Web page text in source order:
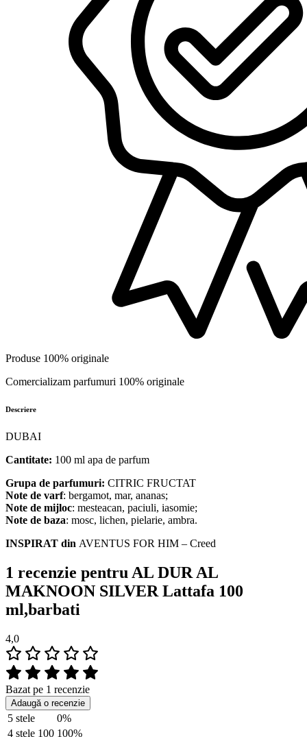
Produse 100% originale
Comercializam parfumuri 100% originale
Descriere
DUBAI
Cantitate: 100 ml apa de parfum
Grupa de parfumuri: CITRIC FRUCTAT
Note de varf: bergamot, mar, ananas;
Note de mijloc: mesteacan, paciuli, iasomie;
Note de baza: mosc, lichen, pielarie, ambra.
INSPIRAT din AVENTUS FOR HIM – Creed
1 recenzie pentruAL DUR AL
MAKNOON SILVER Lattafa 100
ml,barbati
4,0
Bazat pe 1 recenzie
Adaugă o recenzie
5 stele
0%
4 stele 100 100%